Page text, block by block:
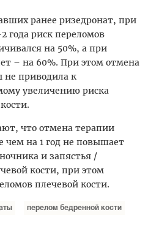
ранее ризедронат, при
года риск переломов
на 50%, а при
– на 60%. При этом отмена
не приводила к
увеличению риска
что отмена терапии
чем на 1 год не повышает
и запястья /
кости, при этом
плечевой кости.
перелом бедренной кости